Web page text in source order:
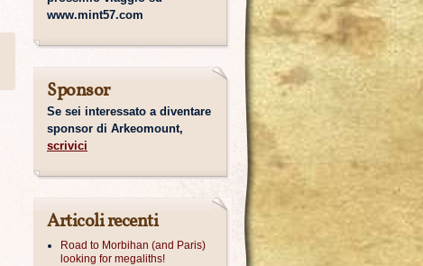
www.mint57.com
Sponsor
Se sei interessato a diventare
sponsor di Arkeomount,
scrivici
Articoli recenti
Road to Morbihan (and Paris)
looking for megaliths!